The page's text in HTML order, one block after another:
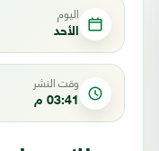
اليوم
الأحد
وقت النشر
03:41 م